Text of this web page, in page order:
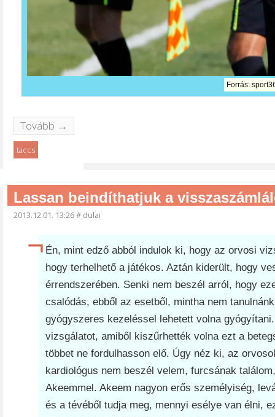
Forrás:
Tovább →
taccs
Lassan beindíthatjuk a
2013.12.01. 13:26# dulai
Én, mint edző abból indulok ki, hogy az orvosi
hogy terhelhető a játékos. Aztán kiderült, hogy
érrendszerében. Senki nem beszél arról, hogy
csalódás, ebből az esetből, mintha nem
gyógyszeres kezeléssel lehetett volna
vizsgálatot, amiből kiszűrhették volna ezt a
többet ne fordulhasson elő. Úgy néz ki, az
kardiológus nem beszél velem, furcsának
Akeemmel. Akeem nagyon erős személyiség,
és a tévéből tudja meg, mennyi esélye van élni,